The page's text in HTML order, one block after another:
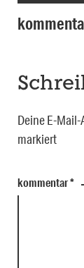
Deine E-
markiert
kommentar*